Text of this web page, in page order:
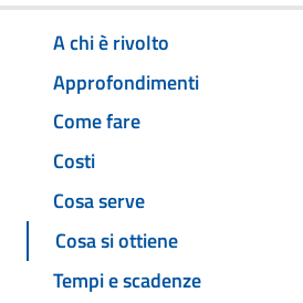
A chi è rivolto
Approfondimenti
Come fare
Costi
Cosa serve
Cosa si ottiene
Tempi e scadenze